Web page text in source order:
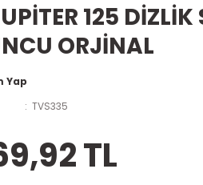
125 DİZLİK
ORJİNAL
Yap
TVS335
TL